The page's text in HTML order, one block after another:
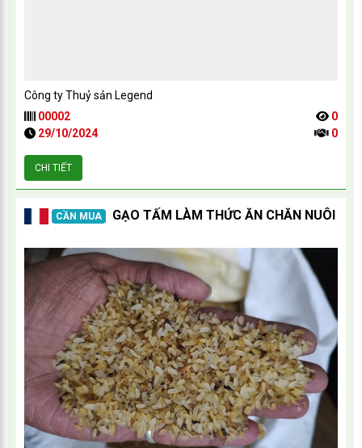
Công ty Thuỷ sản Legend
00002
0
29/10/2024
0
CHI TIẾT
CẦN MUA GẠO TẤM LÀM THỨC ĂN CHĂN NUÔI